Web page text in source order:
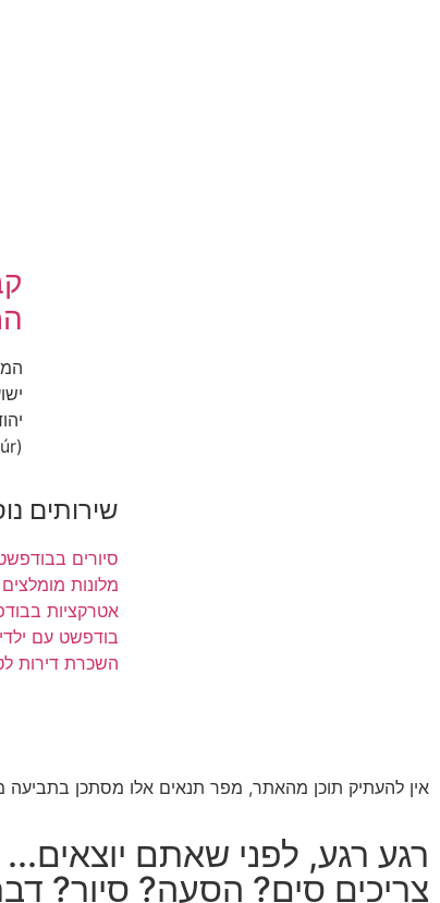
(Bodrogkeresztúr) שבצפון-מזרח הונגריה הוא הרבה
שירותים
סיורים
מלונות מומלצים
אטרקציות
בודפשט עם
השכרת דירות
אין להעתיק תוכן מהאתר, מפר תנאים אלו מסתכן בתביעה
רגע רגע, לפני שאתם יוצאים...
צריכים סים? הסעה? סיור?